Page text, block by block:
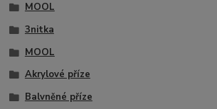
MOOL
3nitka
MOOL
Akrylové příze
Balvněné příze